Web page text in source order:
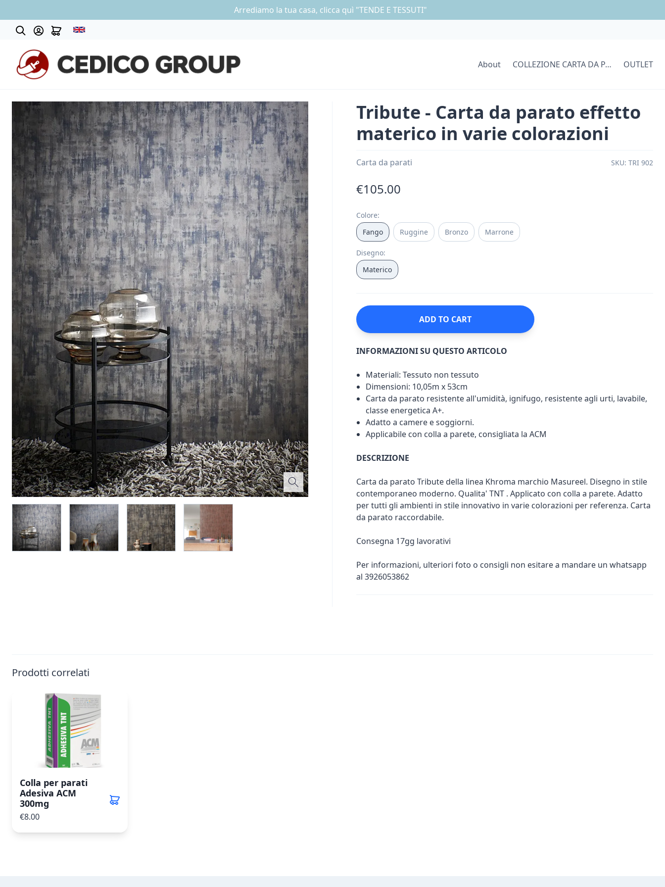
Arrediamo la tua casa, clicca quì "TENDE E TESSUTI"
About COLLEZIONE CARTA DA PARATI OUTLET
Tribute - Carta da parato effetto
materico in varie colorazioni
Carta da parati SKU: TRI 902
€105.00
Colore:
Fango
Ruggine Bronzo Marrone
Disegno:
Materico
ADD TO CART
INFORMAZIONI SU QUESTO ARTICOLO
Materiali: Tessuto non tessuto
Dimensioni: 10,05m x 53cm
Carta da parato resistente all'umidità, ignifugo, resistente agli urti, lavabile,
classe energetica A+.
Adatto a camere e soggiorni.
Applicabile con colla a parete, consigliata la ACM
DESCRIZIONE
Carta da parato Tribute della linea Khroma marchio Masureel. Disegno in stile
contemporaneo moderno. Qualita' TNT . Applicato con colla a parete. Adatto
per tutti gli ambienti in stile innovativo in varie colorazioni per referenza. Carta
da parato raccordabile.
Consegna 17gg lavorativi
Per informazioni, ulteriori foto o consigli non esitare a mandare un whatsapp
al 3926053862
Prodotti correlati
Colla per parati
Adesiva ACM
300mg
€8.00